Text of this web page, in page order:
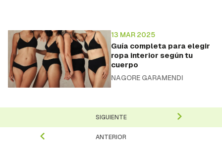
13 MAR 2025
Guía completa para elegir
ropa interior según tu
cuerpo
NAGORE GARAMENDI
ANTERIOR
SIGUIENTE